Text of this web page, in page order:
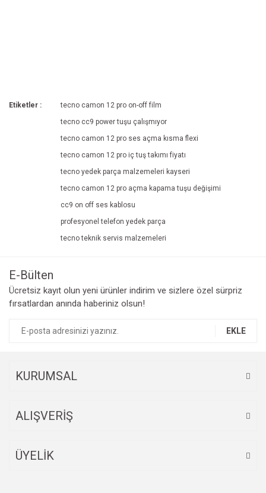
Etiketler :
tecno camon 12 pro on-off film
tecno cc9 power tuşu çalışmıyor
tecno camon 12 pro ses açma kısma flexi
tecno camon 12 pro iç tuş takımı fiyatı
tecno yedek parça malzemeleri kayseri
tecno camon 12 pro açma kapama tuşu değişimi
cc9 on off ses kablosu
profesyonel telefon yedek parça
tecno teknik servis malzemeleri
E-Bülten
Ücretsiz kayıt olun yeni ürünler indirim ve sizlere özel sürpriz
fırsatlardan anında haberiniz olsun!
EKLE
KURUMSAL
ALIŞVERİŞ
ÜYELİK